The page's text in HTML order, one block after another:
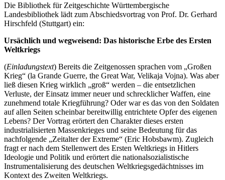
Die Bibliothek für Zeitgeschichte Württembergische
Landesbibliothek lädt zum Abschiedsvortrag von Prof. Dr. Gerhard
Hirschfeld (Stuttgart) ein:
Ursächlich und wegweisend: Das historische Erbe des Ersten
Weltkriegs
(Einladungstext) Bereits die Zeitgenossen sprachen vom „Großen
Krieg“ (la Grande Guerre, the Great War, Velikaja Vojna). Was aber
ließ diesen Krieg wirklich „groß“ werden – die entsetzlichen
Verluste, der Einsatz immer neuer und schrecklicher Waffen, eine
zunehmend totale Kriegführung? Oder war es das von den Soldaten
auf allen Seiten scheinbar bereitwillig entrichtete Opfer des eigenen
Lebens? Der Vortrag erörtert den Charakter dieses ersten
industrialisierten Massenkrieges und seine Bedeutung für das
nachfolgende „Zeitalter der Extreme“ (Eric Hobsbawm). Zugleich
fragt er nach dem Stellenwert des Ersten Weltkriegs in Hitlers
Ideologie und Politik und erörtert die nationalsozialistische
Instrumentalisierung des deutschen Weltkriegsgedächtnisses im
Kontext des Zweiten Weltkriegs.